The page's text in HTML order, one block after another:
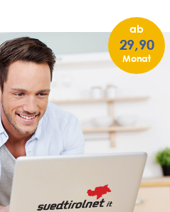
ab
29,90
Monat